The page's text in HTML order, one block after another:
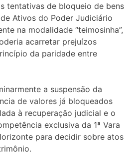
tentativas de bloqueio de bens
Ativos do Poder Judiciário
na modalidade “teimosinha”,
acarretar prejuízos
da paridade entre
a suspensão da
de valores já bloqueados
à recuperação judicial e o
exclusiva da 1ª Vara
para decidir sobre atos